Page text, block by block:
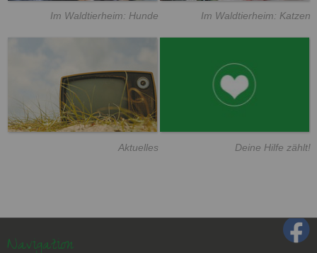
Im Waldtierheim: Hunde Im Waldtierheim: Katzen
Aktuelles Deine Hilfe zählt!
Navigation